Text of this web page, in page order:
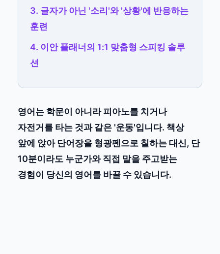
3. 글자가 아닌 '소리'와 '상황'에 반응하는
훈련
4. 이안 플래너의 1:1 맞춤형 스피킹 솔루
션
영어는 학문이 아니라 피아노를 치거나
자전거를 타는 것과 같은 '운동'입니다. 책상
앞에 앉아 단어장을 형광펜으로 칠하는 대신, 단
10분이라도 누군가와 직접 말을 주고받는
경험이 당신의 영어를 바꿀 수 있습니다.